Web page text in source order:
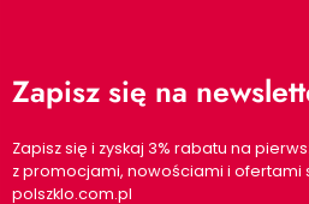
Zapisz się na
Zapisz się i zyskaj 3% rabatu na
z promocjami, nowościami i ofertami
polszklo.com.pl